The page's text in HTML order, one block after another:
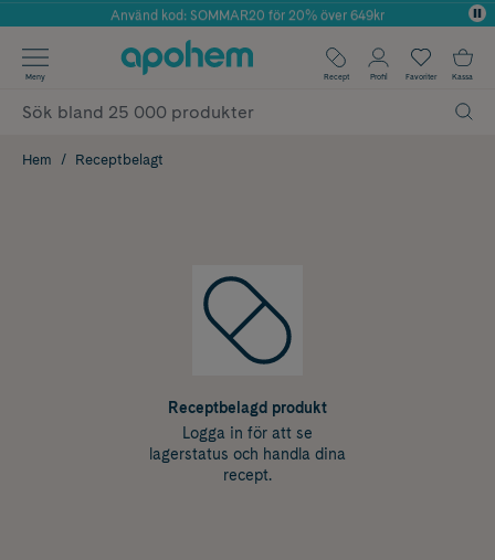
Årets Butik 2025 inom Skönhet
Använd kod: SOMMAR20 för 20% över 649kr
✓ Fri frakt
✓ Poäng på alla köp*
Meny Recept Profil Favoriter Kassa
Hem Receptbelagt
Receptbelagd produkt
Logga in för att se
lagerstatus och handla dina
recept.